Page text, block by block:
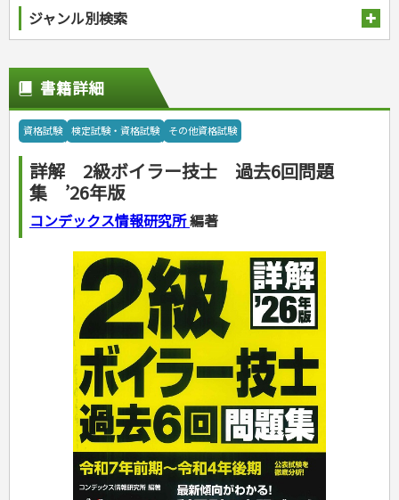
ジャンル別検索
スポーツ
スポーツルール
野球
ゴルフ
ジュニアスポーツ
その他スポーツ
自然・アウトドア・ペット
アウトドア
犬・猫
園芸・野菜づくり
雑学
娯楽・ゲーム・占い
ナンプレ
ゲーム・マジック
家相・風水・占い
カルチャー・芸術・趣味
音楽・楽器
趣味・鑑賞・カメラ
絵画・デッサン
辞典
語学・旅行会話
運転免許
原付・二輪
普通免許
生活・暮らし
料理
料理・レシピ
各国料理
お弁当
調理器具クッキング
お菓子・ケーキ・パン
飲み物・お酒
手芸・クラフト
ソーイング
クラフト
インテリア・ハウジング
収納・掃除・暮らし
美容・ファッション
ダイエット・エクササイズ
着物・着つけ
冠婚葬祭・手紙・ペン字
手紙・ペン字
妊娠・出産・育児
離乳食・幼児食・こどもレシピ
健康と保育
家庭医学・健康
ツボ・マッサージ
家庭医学・病気
健康知識
栄養事典
看護・介護
看護一般
介護一般
保育・教育
パネルシアター
指導マニュアル
こどもの本
児童一般
おりがみ・あやとり
なぞなぞ・ゲーム
占い・心理ゲーム
のりもの・ずかん
読み物・絵本
音と光のでる絵本
学参・ドリル
夏休みドリル
総復習ドリル
学習・地図
自由研究・読書感想文
えんぴつちょう
就職活動
就職活動
就職試験
資格試験
英語検定・TOEIC
漢字検定・数学検定
簿記検定
看護・薬学
ケアマネジャー
介護・社会福祉士
保育士
司法書士・社労士
行政書士・宅建
衛生管理・運行管理
建築・土木
電気・危険物
経営・経済・法律
マネー・株・資産
ビジネス・法律
簿記・経理・税金・保険
その他ビジネス
自己啓発
自己啓発
ビジネス読み物
旅行・歴史
国内・海外旅行
国外旅行
国内旅行
散歩・グルメ
地理・歴史
地理・地図
歴史
成美文庫
その他文庫
ダイアリー
ダイアリー
プラチナダイアリー プレステージ
書籍詳細
資格試験 検定試験・資格試験 その他資格試験
詳解 2級ボイラー技士 過去6回問題
集 ’26年版
コンデックス情報研究所編著